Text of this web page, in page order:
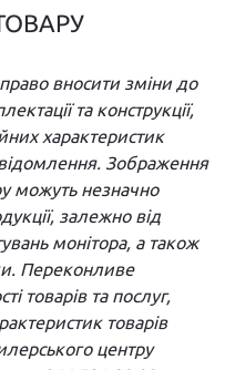
вносити зміни до
та конструкції,
характеристик
Зображення
можуть незначно
залежно від
монітора, а також
Переконливе
товарів та послуг,
товарів
центру